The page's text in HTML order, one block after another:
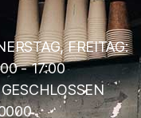
FREITAG:
- 17:00